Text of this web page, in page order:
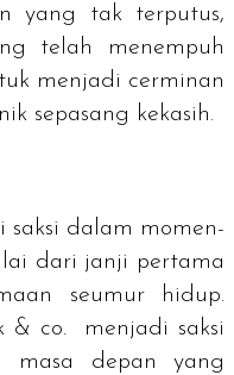
yang tak terputus,
telah menempuh
menjadi cerminan
sepasang kekasih.
saksi dalam momen-
dari janji pertama
seumur hidup.
& co. menjadi saksi
masa depan yang